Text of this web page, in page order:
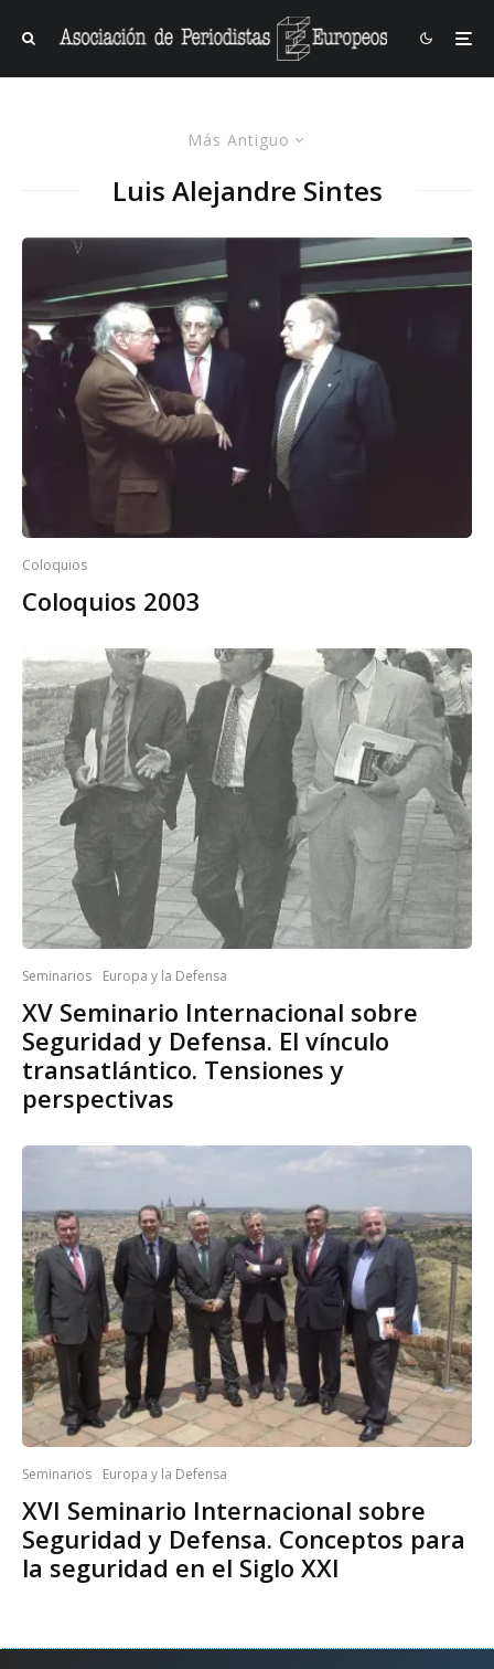
Más Antiguo
Luis Alejandre Sintes
Coloquios
Coloquios 2003
Seminarios Europa y la Defensa
XV Seminario Internacional sobre
Seguridad y Defensa. El vínculo
transatlántico. Tensiones y
perspectivas
Seminarios Europa y la Defensa
XVI Seminario Internacional sobre
Seguridad y Defensa. Conceptos para
la seguridad en el Siglo XXI